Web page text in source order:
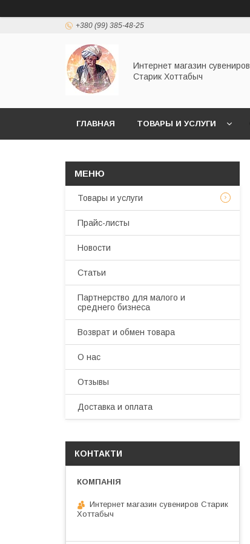
+380 (99) 385-48-25
Интернет магазин сувениров
Старик Хоттабыч
ГЛАВНАЯ ТОВАРЫ И УСЛУГИ
Товары и услуги
Прайс-листы
Новости
Статьи
Партнерство для малого и
среднего бизнеса
Возврат и обмен товара
О нас
Отзывы
Доставка и оплата
КОНТАКТИ
Интернет магазин сувениров Старик
Хоттабыч